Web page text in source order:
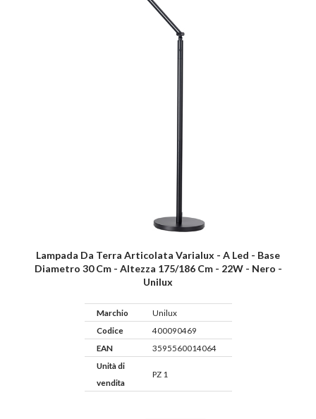
Lampada Da Terra Articolata Varialux - A Led - Base
Diametro 30 Cm - Altezza 175/186 Cm - 22W - Nero -
Unilux
Marchio
Unilux
Codice
400090469
EAN
3595560014064
Unità di
vendita
PZ 1